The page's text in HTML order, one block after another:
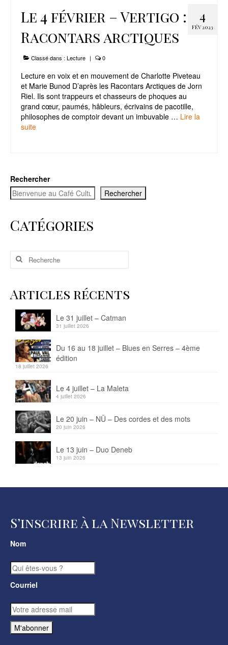
4
FÉV 2023
Le 4 février – Vertigo :
Racontars arctiques
Classé dans : Lecture | 0
Lecture en voix et en mouvement de Charlotte Piveteau
et Marie Bunod D’après les Racontars Arctiques de Jorn
Riel. Ils sont trappeurs et chasseurs de phoques au
grand cœur, paumés, hâbleurs, écrivains de pacotille,
philosophes de comptoir devant un imbuvable … Lire la
suite­­
Rechercher
Rechercher
Catégories
Rechercher
Articles récents
Le 31 juillet – Catman
31 juillet 2026
Du 16 au 18 juillet – Blues en Serres – 4ème
édition
18 juillet 2026
Le 4 juillet – La Maleta
4 juillet 2026
Le 20 juin – NÜ – Des cordes et des mots
20 juin 2026
Le 13 juin – Duo Deneb
13 juin 2026
S’inscrire à la Newsletter
Nom
Courriel